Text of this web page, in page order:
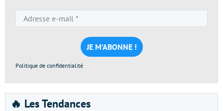
e-
mail
*
Politique de confidentialité
🔥 Les Tendances